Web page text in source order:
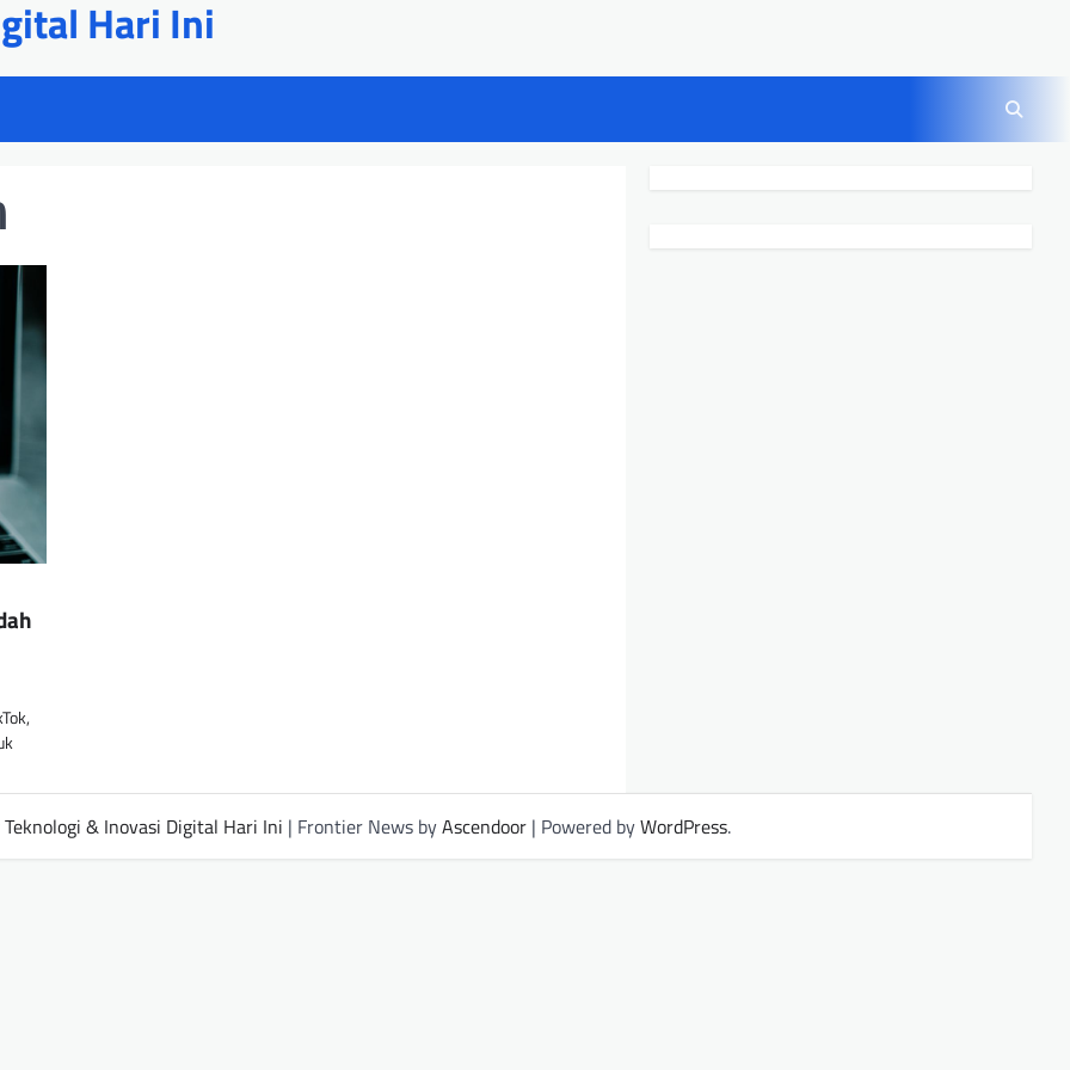
Hari Ini
Teknologi & Inovasi Digital Hari Ini | Frontier News byAscendoor| Powered byWordPress.